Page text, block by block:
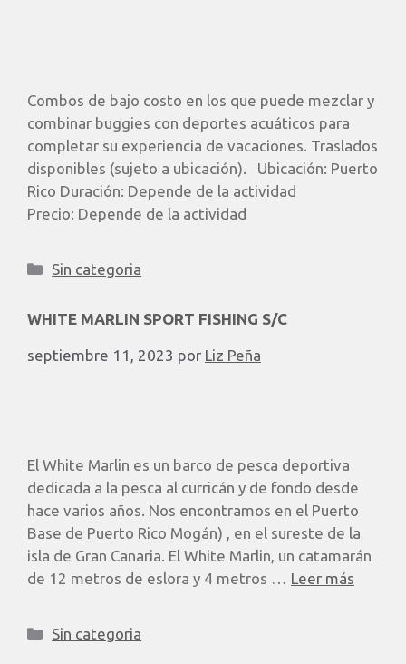
Combos de bajo costo en los que puede mezclar y
combinar buggies con deportes acuáticos para
completar su experiencia de vacaciones. Traslados
disponibles (sujeto a ubicación). ​ Ubicación: Puerto
Rico Duración: Depende de la actividad
Precio: Depende de la actividad
Sin categoria
WHITE MARLIN SPORT FISHING S/C
septiembre 11, 2023 por Liz Peña
El White Marlin es un barco de pesca deportiva
dedicada a la pesca al curricán y de fondo desde
hace varios años. Nos encontramos en el Puerto
Base de Puerto Rico Mogán) , en el sureste de la
isla de Gran Canaria. El White Marlin, un catamarán
de 12 metros de eslora y 4 metros … Leer más
Sin categoria